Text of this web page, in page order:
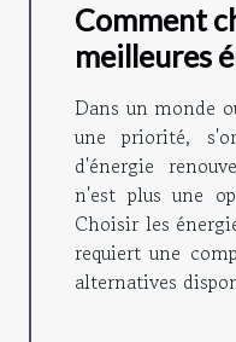
Comment
meilleures
domicile
Dans un monde
une priorité,
d'énergie
n'est plus une
Choisir les
requiert une
alternatives